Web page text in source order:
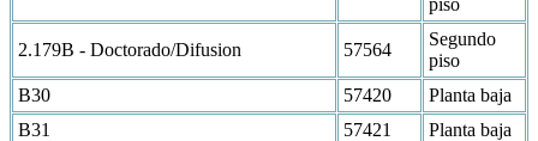
2.179B - Doctorado/Difusion 57564
Segundo
piso
B30
57420
Planta baja
B31
57421
Planta baja